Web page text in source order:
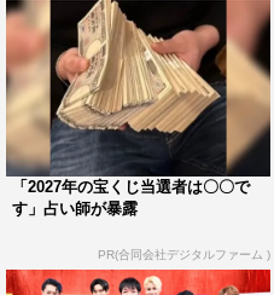
「2027年の宝くじ当選者は〇〇で
す」占い師が暴露
PR(合同会社デジタルファーム )